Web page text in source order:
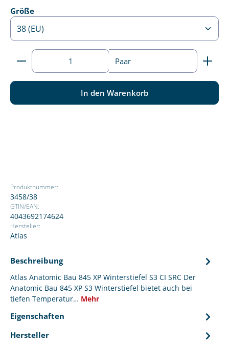
Größeauswählen
Produkt Anzahl: Gib den gewünschten Wert ein
Paar
In den Warenkorb
Produktnummer:
3458/38
GTIN/EAN:
4043692174624
Hersteller:
Atlas
Beschreibung
Atlas Anatomic Bau 845 XP Winterstiefel S3 CI SRC Der
Anatomic Bau 845 XP S3 Winterstiefel bietet auch bei
tiefen Temperatur… Mehr
Eigenschaften
Hersteller